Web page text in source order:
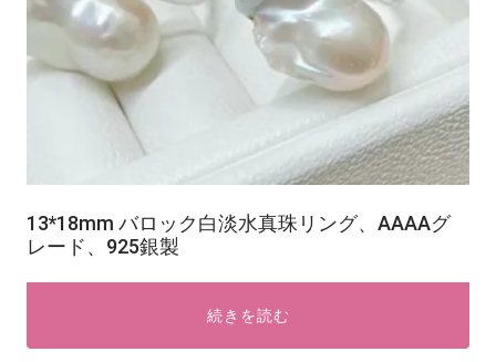
13*18mm バロック白淡水真珠リング、AAAAグ
レード、925銀製
続きを読む